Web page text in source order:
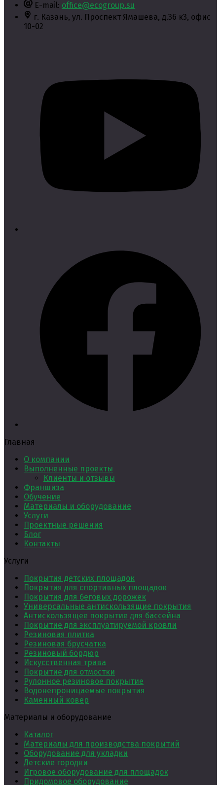
E-mail: office@ecogroup.su
г. Казань, ул. Проспект Ямашева, д.36 к3, офис
10-02
Главная
О компании
Выполненные проекты
Клиенты и отзывы
Франшиза
Обучение
Материалы и оборудование
Услуги
Проектные решения
Блог
Контакты
Услуги
Покрытия детских площадок
Покрытия для спортивных площадок
Покрытия для беговых дорожек
Универсальные антискользящие покрытия
Антискользящее покрытие для бассейна
Покрытие для эксплуатируемой кровли
Резиновая плитка
Резиновая брусчатка
Резиновый бордюр
Искусственная трава
Покрытие для отмостки
Рулонное резиновое покрытие
Водонепроницаемые покрытия
Каменный ковер
Материалы и оборудование
Каталог
Материалы для производства покрытий
Оборудование для укладки
Детские городки
Игровое оборудование для площадок
Придомовое оборудование